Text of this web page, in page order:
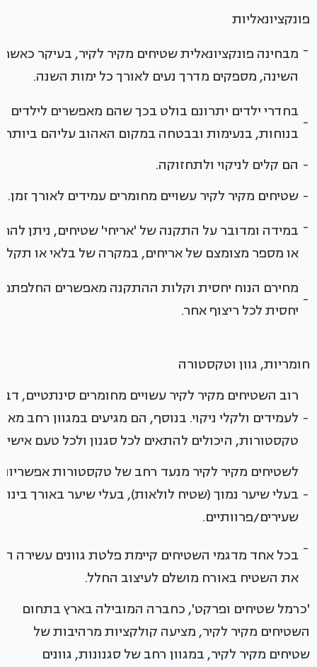
פונקציונאליות
- מבחינה פונקציונאלית שטיחים מקיר לקיר, בעיקר
השינה, מספקים מדרך נעים לאורך כל ימות השנה.
-
בחדרי ילדים יתרונם בולט בכך שהם מאפשרים לילדים
בנוחות, בנעימות ובבטחה במקום האהוב עליהם
- הם קלים לניקוי ולתחזוקה.
- שטיחים מקיר לקיר עשויים מחומרים עמידים לאורך זמן.
- במידה ומדובר על התקנה של 'אריחי' שטיחים, ניתן
או מספר מצומצם של אריחים, במקרה של בלאי או
-
מחירם הנוח יחסית וקלות ההתקנה מאפשרים
יחסית לכל ריצוף אחר.
חומריות, גוון וטקסטורה
-
רוב השטיחים מקיר לקיר עשויים מחומרים סינתטיים,
לעמידים ולקלי ניקוי. בנוסף, הם מגיעים במגוון רחב
טקסטורות, היכולים להתאים לכל סגנון ולכל טעם אישי.
-
לשטיחים מקיר לקיר מנעד רחב של טקסטורות
בעלי שיער נמוך (שטיח לולאות), בעלי שיער באורך
שעירים/פרוותיים.
- בכל אחד מדגמי השטיחים קיימת פלטת גוונים
את השטיח באורח מושלם לעיצוב החלל.
'כרמל שטיחים ופרקט', כחברה המובילה בארץ בתחום
השטיחים מקיר לקיר, מציעה קולקציות מרהיבות של
שטיחים מקיר לקיר, במגוון רחב של סגנונות, גוונים